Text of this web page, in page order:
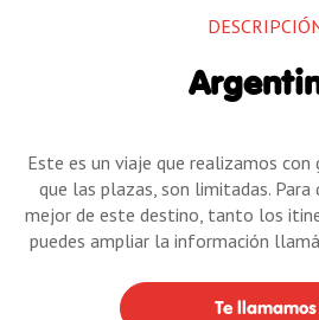
Este es un viaje que realizamos con
que las plazas, son limitadas. Para
mejor de este destino, tanto los
puedes ampliar la información
Te llamamos